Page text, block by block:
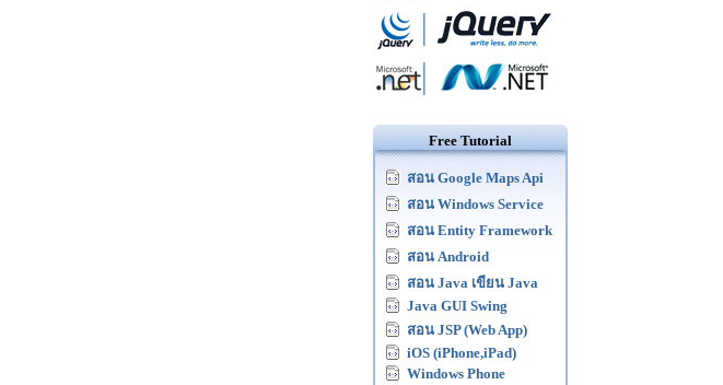
Free Tutorial
สอน Google Maps Api
สอน Windows Service
สอน Entity Framework
สอน Android
สอน Java เขียน Java
Java GUI Swing
สอน JSP (Web App)
iOS (iPhone,iPad)
Windows Phone